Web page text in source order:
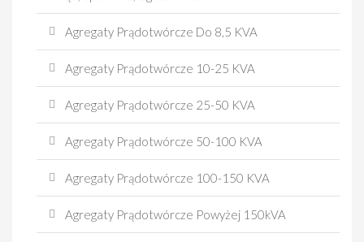
Agregaty Prądotwórcze Do 8,5 KVA
Agregaty Prądotwórcze 10-25 KVA
Agregaty Prądotwórcze 25-50 KVA
Agregaty Prądotwórcze 50-100 KVA
Agregaty Prądotwórcze 100-150 KVA
Agregaty Prądotwórcze Powyżej 150kVA